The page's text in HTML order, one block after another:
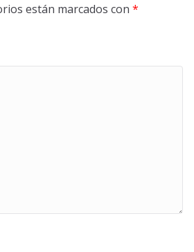
están marcados con *